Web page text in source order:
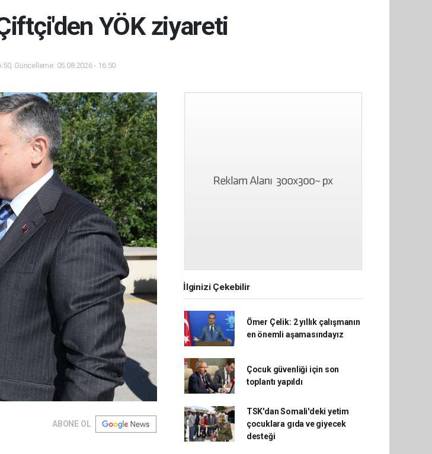
YÖK ziyareti
Güncelleme: 05.08.2026 - 16:50
ABONE OL
İlginizi Çekebilir
Ömer Çelik: 2 yıllık çalışmanın
en önemli aşamasındayız
Çocuk güvenliği için son
toplantı yapıldı
TSK'dan Somali'deki yetim
çocuklara gıda ve giyecek
desteği